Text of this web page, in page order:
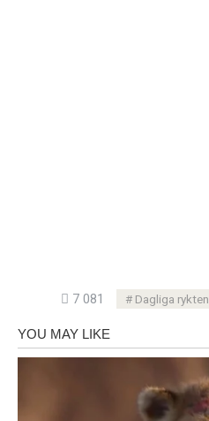
7 081 Dagliga rykten